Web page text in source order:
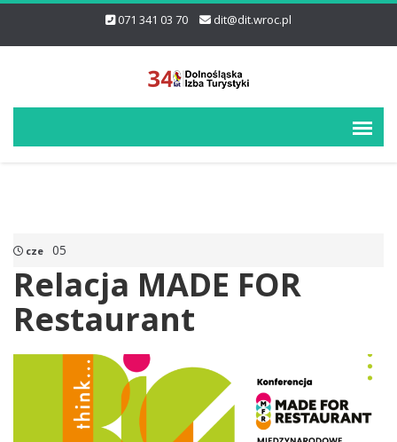
071 341 03 70 dit@dit.wroc.pl
cze 05
Relacja MADE FOR
Restaurant